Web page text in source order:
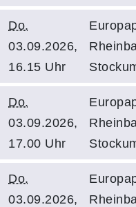
Do.
03.09.2026,
16.15 Uhr
Do.
03.09.2026,
17.00 Uhr
Do.
03.09.2026,